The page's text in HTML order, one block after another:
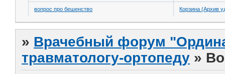
вопрос про бешенство Корзина (Архив
» Врачебный форум
травматологу-ортопеду »